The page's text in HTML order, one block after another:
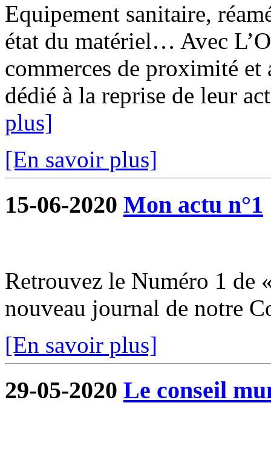
Equipement sanitaire,
état du matériel… Avec
commerces de proximité
dédié à la reprise de leur
plus]
[En savoir plus]
15-06-2020 Mon actu n°1
Retrouvez le Numéro 1 de
nouveau journal de notre
[En savoir plus]
29-05-2020 Le conseil